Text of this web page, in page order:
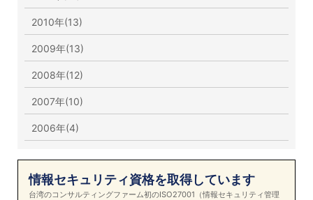
2010年(13)
2009年(13)
2008年(12)
2007年(10)
2006年(4)
情報セキュリティ資格を取得しています
台湾のコンサルティングファーム初のISO27001（情報セキュリティ管理